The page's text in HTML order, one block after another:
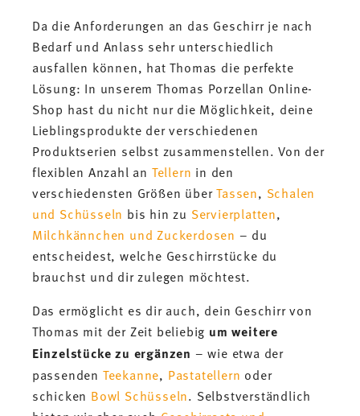
Da die Anforderungen an das Geschirr je nach
Bedarf und Anlass sehr unterschiedlich
ausfallen können, hat Thomas die perfekte
Lösung: In unserem Thomas Porzellan Online-
Shop hast du nicht nur die Möglichkeit, deine
Lieblingsprodukte der verschiedenen
Produktserien selbst zusammenstellen. Von der
flexiblen Anzahl an Tellern in den
verschiedensten Größen überTassen, Schalen
und Schüsseln bis hin zu Servierplatten,
Milchkännchen und Zuckerdosen – du
entscheidest, welche Geschirrstücke du
brauchst und dir zulegen möchtest.
Das ermöglicht es dir auch, dein Geschirr von
Thomas mit der Zeit beliebig um weitere
Einzelstücke zu ergänzen – wie etwa der
passenden Teekanne, Pastatellern oder
schicken Bowl Schüsseln. Selbstverständlich